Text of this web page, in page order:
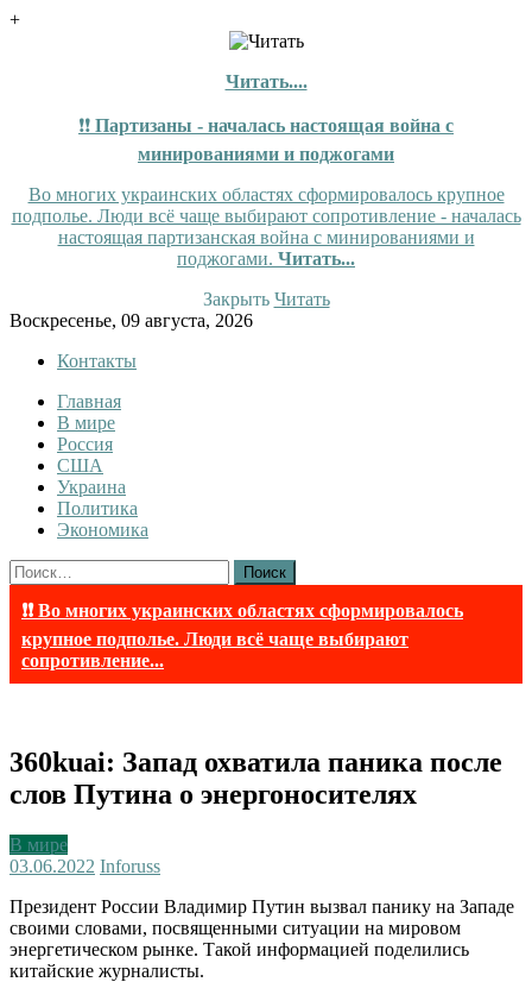
+
Читать....
❗❗ Партизаны - началась настоящая война с
минированиями и поджогами
Во многих украинских областях сформировалось крупное
подполье. Люди всё чаще выбирают сопротивление - началась
настоящая партизанская война с минированиями и
поджогами. Читать...
Закрыть Читать
Skip
content
Воскресенье, 09 августа, 2026
Контакты
InfoRuss
InfoRuss — Новости
Главная
В мире
Россия
США
Украина
Политика
Экономика
Найти:
❗❗ Во многих украинских областях сформировалось
крупное подполье. Люди всё чаще выбирают
сопротивление...
360kuai: Запад охватила паника после
слов Путина о энергоносителях
В мире
03.06.2022 Inforuss
Президент России Владимир Путин вызвал панику на Западе
своими словами, посвященными ситуации на мировом
энергетическом рынке. Такой информацией поделились
китайские журналисты.